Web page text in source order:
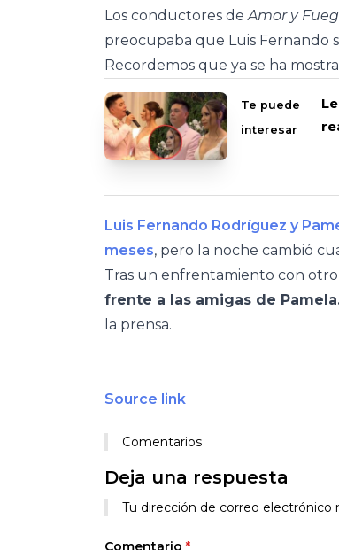
Los conductores deAmor y
preocupaba que Luis Fernando
Recordemos que ya se ha
Te puede
interesar
Luis Fernando Rodríguez y
meses, pero la noche cambió
Tras un enfrentamiento con
frente a las amigas de
la prensa.
Source link
Comentarios
Deja una respuesta
Tu dirección de correo electrónico
Comentario *